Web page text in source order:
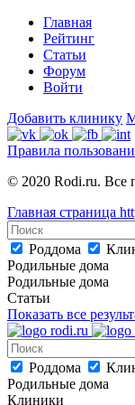
Главная
Рейтинг
Статьи
Форум
Войти
Добавить клинику
Правила
© 2020 Rodi.ru. Все
Главная страница
Роддома
Родильные дома
Родильные дома
Статьи
Показать все
Роддома
Родильные дома
Клиники